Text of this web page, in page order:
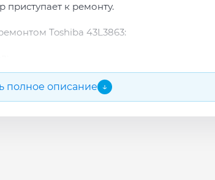
приступает к ремонту.
Toshiba 43L3863:
полное описание ↓